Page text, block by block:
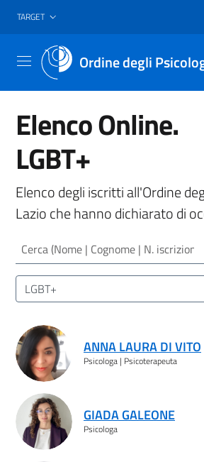
Vai al header
Vai al contenuto principale
Vai al footer
TARGET
Ordine degli
Menu
Elenco Online.
LGBT+
Elenco degli iscritti all'Ordine
Lazio che hanno dichiarato di
Cerca (Nome | Cognome | N. iscrizione)
Area/Target (Area Intervento | Target
LGBT+
Risultati ricerca
ANNA LAURA DI VITO
Psicologa | Psicoterapeuta
GIADA GALEONE
Psicologa